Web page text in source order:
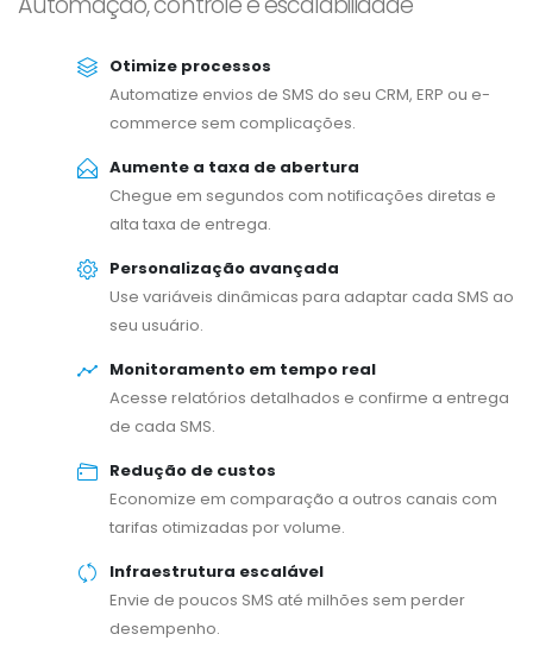
Otimize processos
Automatize envios de SMS do seu CRM, ERP ou e-
commerce sem complicações.
Aumente a taxa de abertura
Chegue em segundos com notificações diretas e
alta taxa de entrega.
Personalização avançada
Use variáveis dinâmicas para adaptar cada SMS ao
seu usuário.
Monitoramento em tempo real
Acesse relatórios detalhados e confirme a entrega
de cada SMS.
Redução de custos
Economize em comparação a outros canais com
tarifas otimizadas por volume.
Infraestrutura escalável
Envie de poucos SMS até milhões sem perder
desempenho.